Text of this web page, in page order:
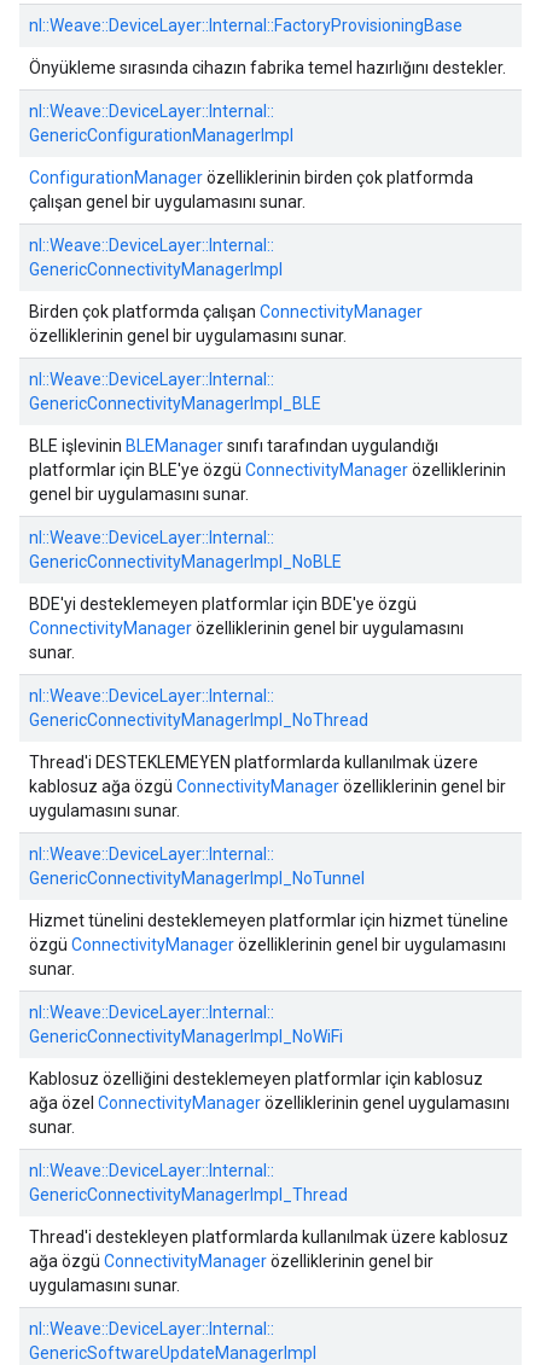
nl::Weave::DeviceLayer:: Internal::FactoryProvisioningBase
Önyükleme sırasında cihazın fabrika temel hazırlığını destekler.
nl::Weave::DeviceLayer:: Internal::
GenericConfigurationManagerImpl
ConfigurationManagerözelliklerinin birden çok platformda
çalışan genel bir uygulamasını sunar.
nl::Weave::DeviceLayer:: Internal::
GenericConnectivityManagerImpl
Birden çok platformda çalışan ConnectivityManager
özelliklerinin genel bir uygulamasını sunar.
nl::Weave::DeviceLayer:: Internal::
GenericConnectivityManagerImpl_BLE
BLE işlevinin BLEManagersınıfı tarafından uygulandığı
platformlar için BLE'ye özgü ConnectivityManagerözelliklerinin
genel bir uygulamasını sunar.
nl::Weave::DeviceLayer:: Internal::
GenericConnectivityManagerImpl_NoBLE
BDE'yi desteklemeyen platformlar için BDE'ye özgü
ConnectivityManagerözelliklerinin genel bir uygulamasını
sunar.
nl::Weave::DeviceLayer:: Internal::
GenericConnectivityManagerImpl_NoThread
Thread'i DESTEKLEMEYEN platformlarda kullanılmak üzere
kablosuz ağa özgü ConnectivityManagerözelliklerinin genel bir
uygulamasını sunar.
nl::Weave::DeviceLayer:: Internal::
GenericConnectivityManagerImpl_NoTunnel
Hizmet tünelini desteklemeyen platformlar için hizmet tüneline
özgü ConnectivityManagerözelliklerinin genel bir uygulamasını
sunar.
nl::Weave::DeviceLayer:: Internal::
GenericConnectivityManagerImpl_NoWiFi
Kablosuz özelliğini desteklemeyen platformlar için kablosuz
ağa özel ConnectivityManagerözelliklerinin genel uygulamasını
sunar.
nl::Weave::DeviceLayer:: Internal::
GenericConnectivityManagerImpl_Thread
Thread'i destekleyen platformlarda kullanılmak üzere kablosuz
ağa özgü ConnectivityManagerözelliklerinin genel bir
uygulamasını sunar.
nl::Weave::DeviceLayer:: Internal::
GenericSoftwareUpdateManagerImpl